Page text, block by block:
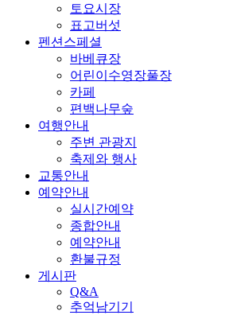
토요시장
표고버섯
펜션스페셜
바베큐장
어린이수영장풀장
카페
편백나무숲
여행안내
주변 관광지
축제와 행사
교통안내
예약안내
실시간예약
종합안내
예약안내
환불규정
게시판
Q&A
추억남기기